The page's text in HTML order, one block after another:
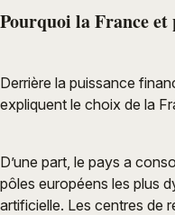
Pourquoi la France
Derrière la puissance
expliquent le choix de la
D’une part, le pays a
pôles européens les plus
artificielle. Les centres de